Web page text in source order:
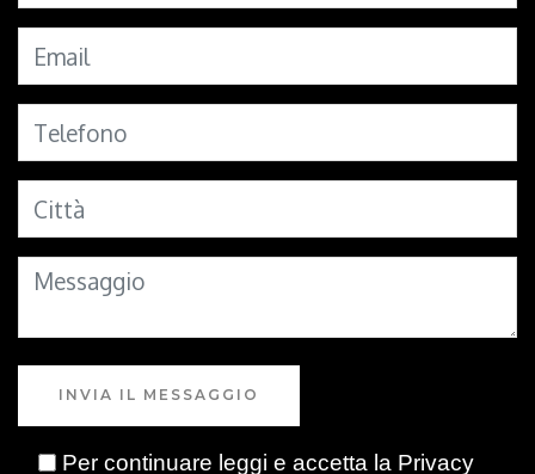
INVIA IL MESSAGGIO
Per continuare leggi e accetta la Privacy